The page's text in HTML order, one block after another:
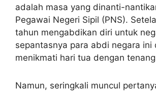
adalah masa yang dinanti-
Pegawai Negeri Sipil (PNS).
tahun mengabdikan diri untuk
sepantasnya para abdi negara ini
menikmati hari tua dengan
Namun, seringkali muncul